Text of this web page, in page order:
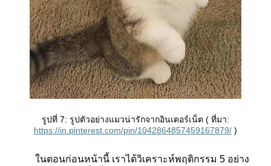
รูปที่ 7: รูปตัวอย่างแมวน่ารักจากอินเตอร์เน็ต (ที่มา:
https://in.pinterest.com/pin/1042864857459167879/ )
ในตอนก่อนหน้านี้ เราได้วิเคราะห์พฤติกรรม 5 อย่าง